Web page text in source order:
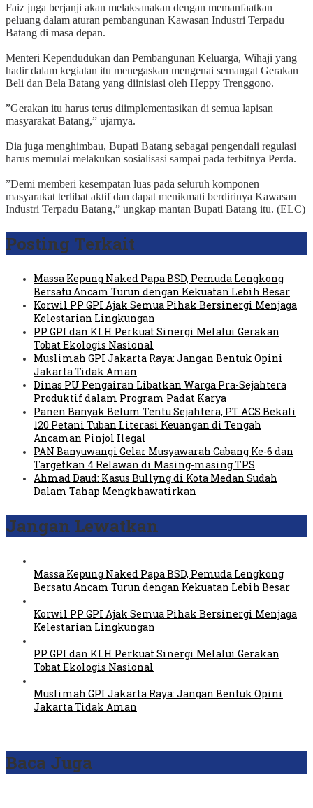
‎Faiz juga berjanji akan melaksanakan dengan memanfaatkan
peluang dalam aturan pembangunan Kawasan Industri Terpadu
Batang di masa depan.
‎Menteri Kependudukan dan Pembangunan Keluarga, Wihaji yang
hadir dalam kegiatan itu menegaskan mengenai semangat Gerakan
Beli dan Bela Batang yang diinisiasi oleh Heppy Trenggono.
‎”Gerakan itu harus terus diimplementasikan di semua lapisan
masyarakat Batang,” ujarnya.
‎Dia juga menghimbau, Bupati Batang sebagai pengendali regulasi
harus memulai melakukan sosialisasi sampai pada terbitnya Perda.
‎”Demi memberi kesempatan luas pada seluruh komponen
masyarakat terlibat aktif dan dapat menikmati berdirinya Kawasan
Industri Terpadu Batang,” ungkap mantan Bupati Batang itu. (ELC)
Posting Terkait
Massa Kepung Naked Papa BSD, Pemuda Lengkong
Bersatu Ancam Turun dengan Kekuatan Lebih Besar
Korwil PP GPI Ajak Semua Pihak Bersinergi Menjaga
Kelestarian Lingkungan
PP GPI dan KLH Perkuat Sinergi Melalui Gerakan
Tobat Ekologis Nasional
Muslimah GPI Jakarta Raya: Jangan Bentuk Opini
Jakarta Tidak Aman
Dinas PU Pengairan Libatkan Warga Pra-Sejahtera
Produktif dalam Program Padat Karya
Panen Banyak Belum Tentu Sejahtera, PT ACS Bekali
120 Petani Tuban Literasi Keuangan di Tengah
Ancaman Pinjol Ilegal
PAN Banyuwangi Gelar Musyawarah Cabang Ke-6 dan
Targetkan 4 Relawan di Masing-masing TPS
Ahmad Daud: Kasus Bullyng di Kota Medan Sudah
Dalam Tahap Mengkhawatirkan
Jangan Lewatkan
Massa Kepung Naked Papa BSD, Pemuda Lengkong
Bersatu Ancam Turun dengan Kekuatan Lebih Besar
Korwil PP GPI Ajak Semua Pihak Bersinergi Menjaga
Kelestarian Lingkungan
PP GPI dan KLH Perkuat Sinergi Melalui Gerakan
Tobat Ekologis Nasional
Muslimah GPI Jakarta Raya: Jangan Bentuk Opini
Jakarta Tidak Aman
Baca Juga